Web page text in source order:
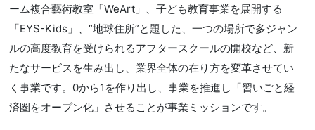
ーム複合藝術教室「WeArt」、子ども教育事業を展開する
「EYS-Kids」、“地球住所”と題した、一つの場所で多ジャン
ルの高度教育を受けられるアフタースクールの開校など、新
たなサービスを生み出し、業界全体の在り方を変革させてい
く事業です。0から1を作り出し、事業を推進し「習いごと経
済圏をオープン化」させることが事業ミッションです。